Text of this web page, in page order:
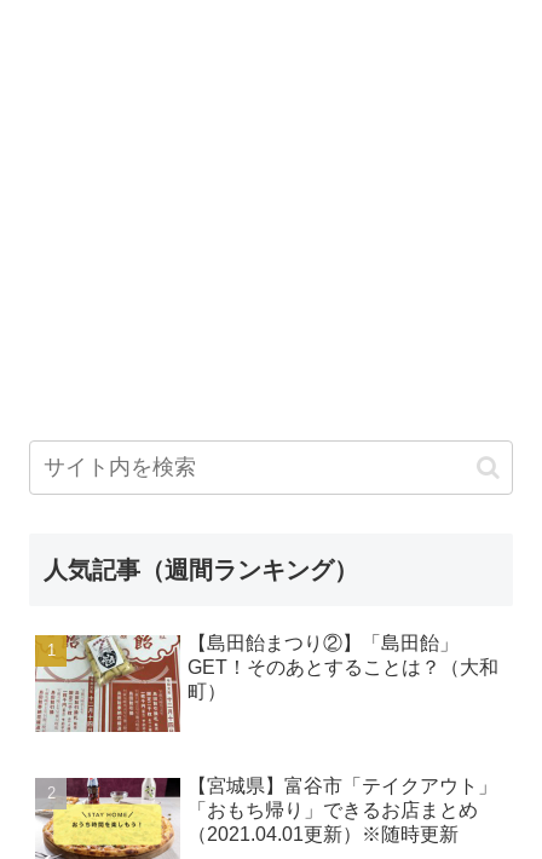
人気記事（週間ランキング）
【島田飴まつり②】「島田飴」
GET！そのあとすることは？（大和
町）
【宮城県】富谷市「テイクアウト」
「おもち帰り」できるお店まとめ
（2021.04.01更新）※随時更新